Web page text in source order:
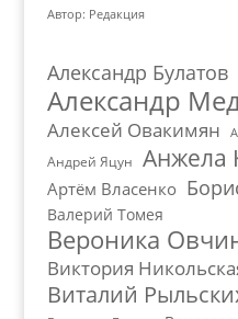
Автор: Редакция
Александр Булатов
Александр
Алексей Овакимян
Андрей Яцун Анжела
Артём Власенко
Валерий Томея
Вероника
Виктория
Виталий